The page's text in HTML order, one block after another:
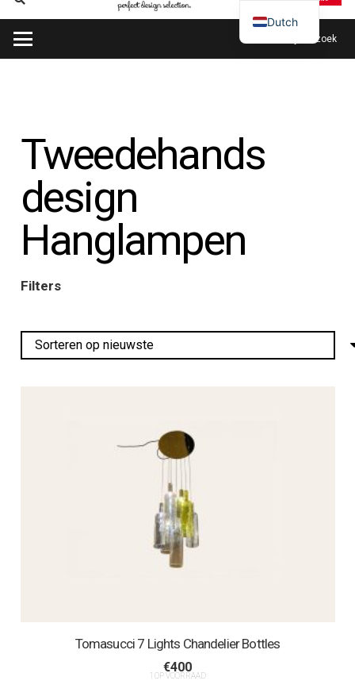
Plan mijn bezoek
Tweedehands
design
Hanglampen
Filters
Tomasucci 7 Lights Chandelier Bottles
€400
1 OP VOORRAAD
Dutch